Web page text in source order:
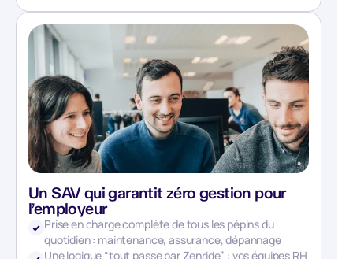
Un SAV qui garantit zéro gestion pour
l’employeur
Prise en charge complète de tous les pépins du
quotidien : maintenance, assurance, dépannage
Une logique “tout passe par Zenride” : vos équipes RH